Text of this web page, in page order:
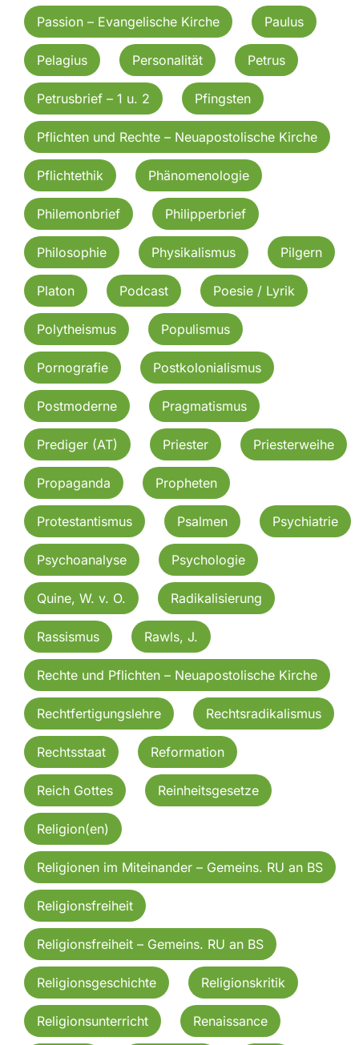
Passion – Evangelische Kirche Paulus
Pelagius Personalität Petrus
Petrusbrief – 1 u. 2 Pfingsten
Pflichten und Rechte – Neuapostolische Kirche
Pflichtethik Phänomenologie
Philemonbrief Philipperbrief
Philosophie Physikalismus Pilgern
Platon Podcast Poesie / Lyrik
Polytheismus Populismus
Pornografie Postkolonialismus
Postmoderne Pragmatismus
Prediger (AT) Priester Priesterweihe
Propaganda Propheten
Protestantismus Psalmen Psychiatrie
Psychoanalyse Psychologie
Quine, W. v. O. Radikalisierung
Rassismus Rawls, J.
Rechte und Pflichten – Neuapostolische Kirche
Rechtfertigungslehre Rechtsradikalismus
Rechtsstaat Reformation
Reich Gottes Reinheitsgesetze
Religion(en)
Religionen im Miteinander – Gemeins. RU an BS
Religionsfreiheit
Religionsfreiheit – Gemeins. RU an BS
Religionsgeschichte Religionskritik
Religionsunterricht Renaissance